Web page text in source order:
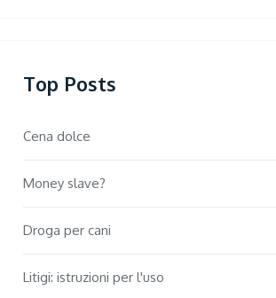
Top Posts
Cena dolce
Money slave?
Droga per cani
Litigi: istruzioni per l'uso